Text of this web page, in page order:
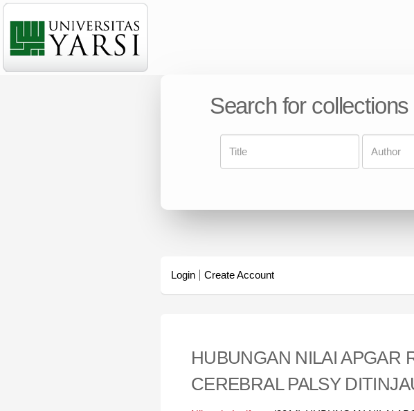
Search for
Login Create Account
HUBUNGAN NILAI APGAR
CEREBRAL PALSY